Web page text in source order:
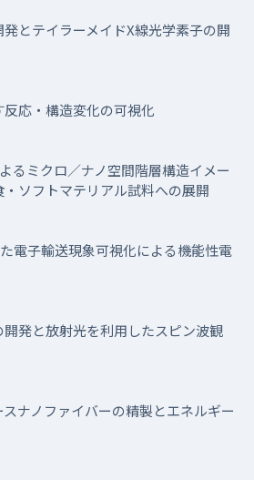
とテイラーメイドX線光学素子の開
応・構造変化の可視化
るミクロ／ナノ空間階層構造イメー
ソフトマテリアル試料への展開
電子輸送現象可視化による機能性電
発と放射光を利用したスピン波観
ナノファイバーの精製とエネルギー